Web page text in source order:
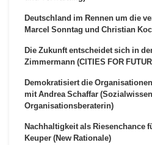
Deutschland im Rennen um die
Marcel Sonntag und Christian
Die Zukunft entscheidet sich in
Zimmermann (CITIES FOR
Demokratisiert die
mit Andrea Schaffar
Organisationsberaterin)
Nachhaltigkeit als Riesenchance
Keuper (New Rationale)